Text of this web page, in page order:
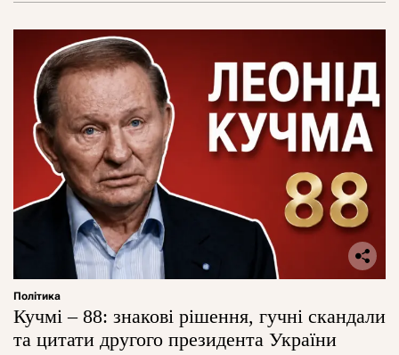
Політика
Кучмі – 88: знакові рішення, гучні скандали
та цитати другого президента України